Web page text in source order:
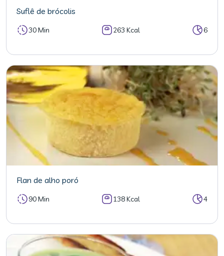
Suflê de brócolis
30 Min 263 Kcal 6
Flan de alho poró
90 Min 138 Kcal 4